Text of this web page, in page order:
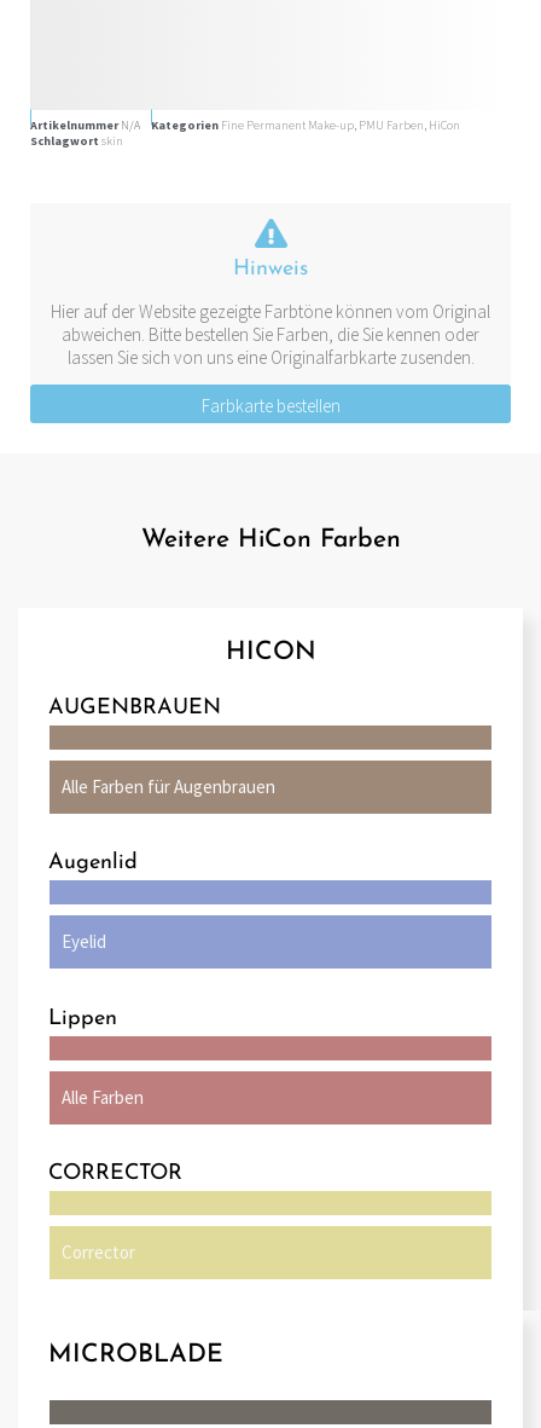
ArtikelnummerN/A Kategorien Fine Permanent Make-up, PMU Farben, HiCon
Schlagwort skin
Hinweis
Hier auf der Website gezeigte Farbtöne können vom Original
abweichen. Bitte bestellen Sie Farben, die Sie kennen oder
lassen Sie sich von uns eine Originalfarbkarte zusenden.
Farbkarte bestellen
Weitere HiCon Farben
HICON
AUGENBRAUEN
Alle Farben für Augenbrauen
Augenlid
Eyelid
Lippen
Alle Farben
CORRECTOR
Corrector
MICROBLADE